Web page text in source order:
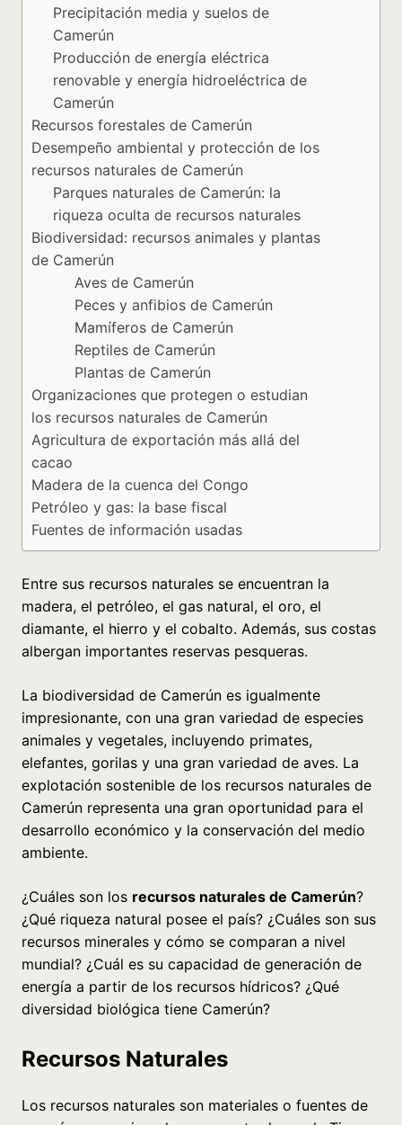
Precipitación media y suelos de
Camerún
Producción de energía eléctrica
renovable y energía hidroeléctrica de
Camerún
Recursos forestales de Camerún
Desempeño ambiental y protección de los
recursos naturales de Camerún
Parques naturales de Camerún: la
riqueza oculta de recursos naturales
Biodiversidad: recursos animales y plantas
de Camerún
Aves de Camerún
Peces y anfibios de Camerún
Mamíferos de Camerún
Reptiles de Camerún
Plantas de Camerún
Organizaciones que protegen o estudian
los recursos naturales de Camerún
Agricultura de exportación más allá del
cacao
Madera de la cuenca del Congo
Petróleo y gas: la base fiscal
Fuentes de información usadas
Entre sus recursos naturales se encuentran la
madera, el petróleo, el gas natural, el oro, el
diamante, el hierro y el cobalto. Además, sus costas
albergan importantes reservas pesqueras.
La biodiversidad de Camerún es igualmente
impresionante, con una gran variedad de especies
animales y vegetales, incluyendo primates,
elefantes, gorilas y una gran variedad de aves. La
explotación sostenible de los recursos naturales de
Camerún representa una gran oportunidad para el
desarrollo económico y la conservación del medio
ambiente.
¿Cuáles son los recursos naturales de Camerún?
¿Qué riqueza natural posee el país? ¿Cuáles son sus
recursos minerales y cómo se comparan a nivel
mundial? ¿Cuál es su capacidad de generación de
energía a partir de los recursos hídricos? ¿Qué
diversidad biológica tiene Camerún?
Recursos Naturales
Los recursos naturales son materiales o fuentes de